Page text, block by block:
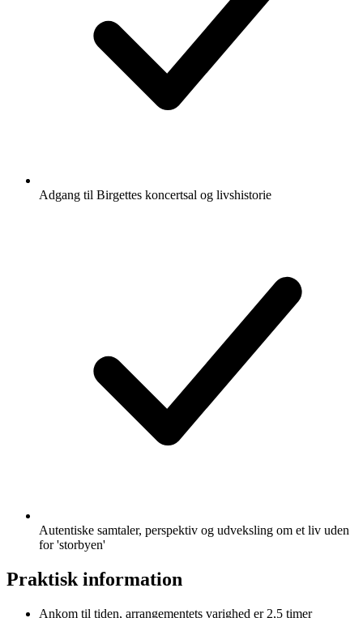
Adgang til Birgettes koncertsal og livshistorie
Autentiske samtaler, perspektiv og udveksling om et liv uden
for 'storbyen'
Praktisk information
Ankom til tiden, arrangementets varighed er 2,5 timer